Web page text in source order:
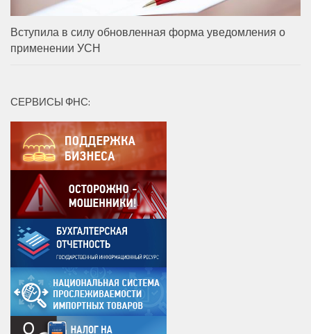
Вступила в силу обновленная форма уведомления о
применении УСН
СЕРВИСЫ ФНС: